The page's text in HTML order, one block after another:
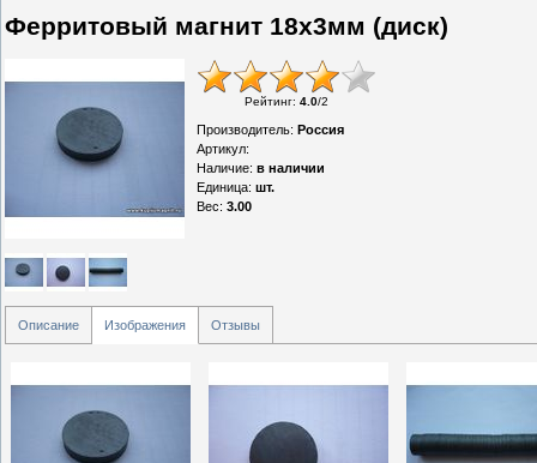
Ферритовый магнит 18х3мм (диск)
Рейтинг: 4.0/2
Производитель: Россия
Артикул:
Наличие: в наличии
Единица: шт.
Вес: 3.00
Описание Изображения Отзывы